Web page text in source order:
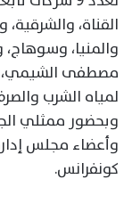
القناة، والشرقية،
والمنيا،
مصطفى الشيمي،
لمياه الشرب
وبحضور ممثلي
وأعضاء مجلس
كونفرانس.